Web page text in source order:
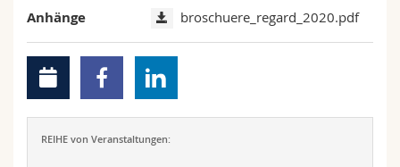
Anhänge broschuere_regard_2020.pdf
REIHE von Veranstaltungen: